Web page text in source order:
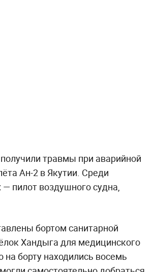
травмы при аварийной
Ан-2 в Якутии. Среди
пилот воздушного судна,
бортом санитарной
Хандыга для медицинского
на борту находились восемь